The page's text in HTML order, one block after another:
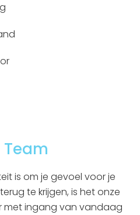
Team
is om je gevoel voor je
te krijgen, is het onze
met ingang van vandaag